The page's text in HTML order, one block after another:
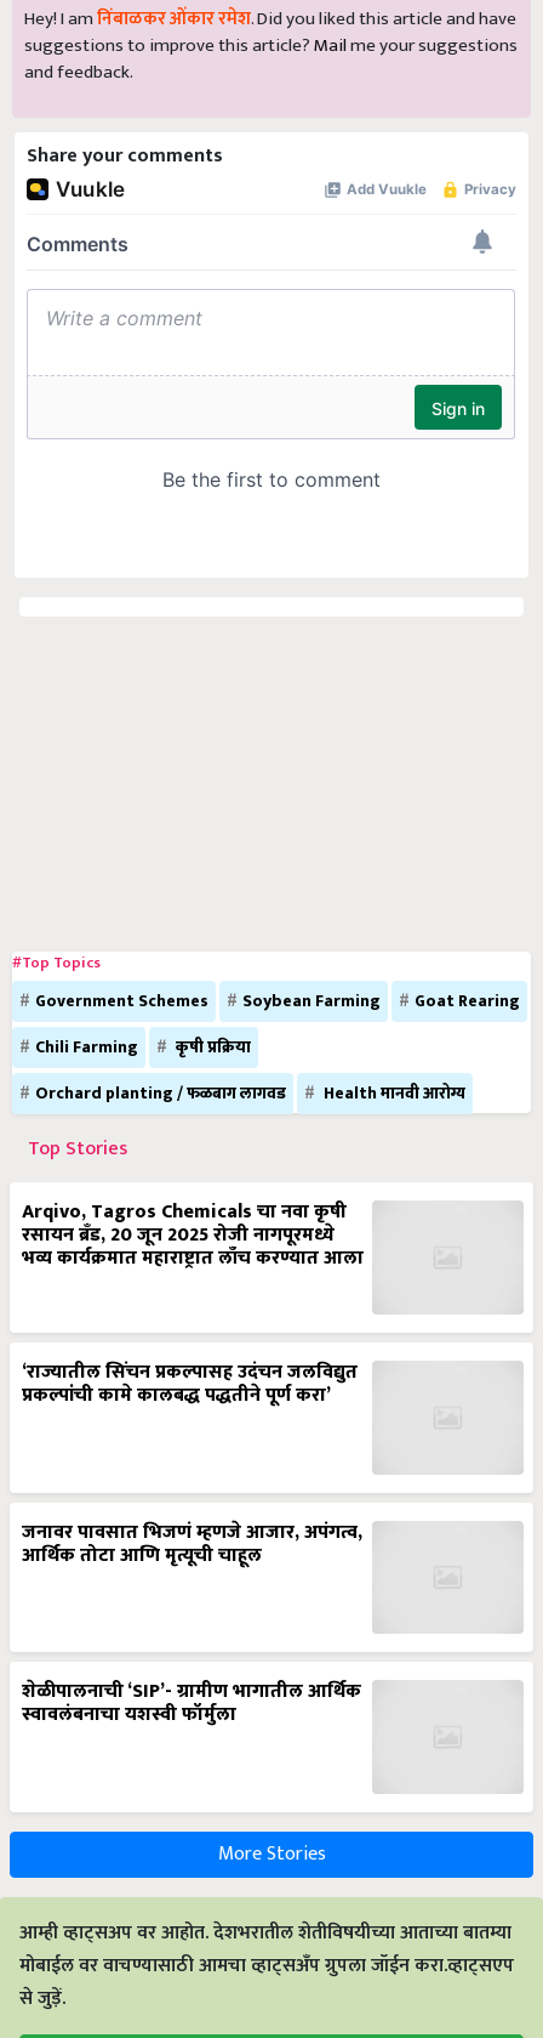
Hey! I amनिंबाळकर ओंकार रमेश. Did you liked this article and have
suggestions to improve this article?Mailme your suggestions
and feedback.
Share your comments
#Top Topics
Government Schemes Soybean Farming
Goat Rearing
Chili Farming
कृषी प्रक्रिया
Orchard planting / फळबाग लागवड
Health मानवी आरोग्य
Top Stories
Arqivo, Tagros Chemicals चा नवा कृषी
रसायन ब्रँड, 20 जून 2025 रोजी नागपूरमध्ये
भव्य कार्यक्रमात महाराष्ट्रात लाँच करण्यात आला
‘राज्यातील सिंचन प्रकल्पासह उदंचन जलविद्युत
प्रकल्पांची कामे कालबद्ध पद्धतीने पूर्ण करा’
जनावर पावसात भिजणं म्हणजे आजार, अपंगत्व,
आर्थिक तोटा आणि मृत्यूची चाहूल
शेळीपालनाची ‘SIP’- ग्रामीण भागातील आर्थिक
स्वावलंबनाचा यशस्वी फॉर्मुला
More Stories
आम्ही व्हाट्सअप वर आहोत. देशभरातील शेतीविषयीच्या आताच्या बातम्या
मोबाईल वर वाचण्यासाठी आमचा व्हाट्सअँप ग्रुपला जॉईन करा.व्हाट्सएप
से जुड़ें.